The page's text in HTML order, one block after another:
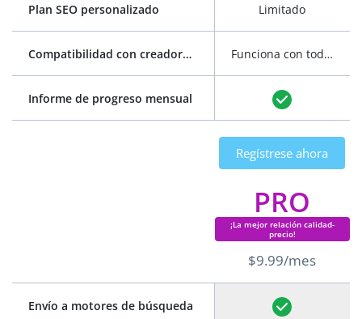
Plan SEO personalizado
Compatibilidad con creadores de sitios web
Informe de progreso mensual
Limitado
Funciona con todos los creadores de sitios web
Regístrese ahora
Envío a motores de búsqueda
PRO
¡La mejor relación calidad-
precio!
$9.99/mes